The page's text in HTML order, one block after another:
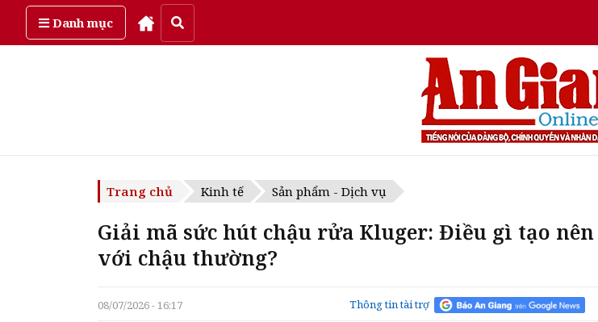
Danh mụcThứ sáu, ngày 7/08/2026
Trang chủ Kinh tế Sản phẩm - Dịch vụ
Giải mã sức hút chậu rửa Kluger: Điều gì tạo
với chậu thường?
08/07/2026 - 16:17 Thông tin tài trợ